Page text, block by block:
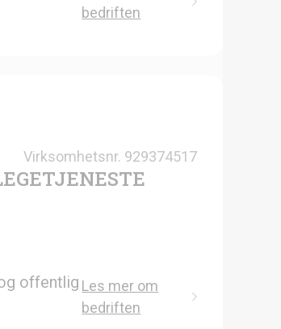
bedriften
Virksomhetsnr. 929374517
offentlig Les mer om
bedriften